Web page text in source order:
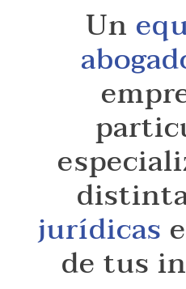
Un
jurídicas
de tus